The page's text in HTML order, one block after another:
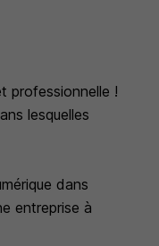
professionnelle !
lesquelles
dans
entreprise à